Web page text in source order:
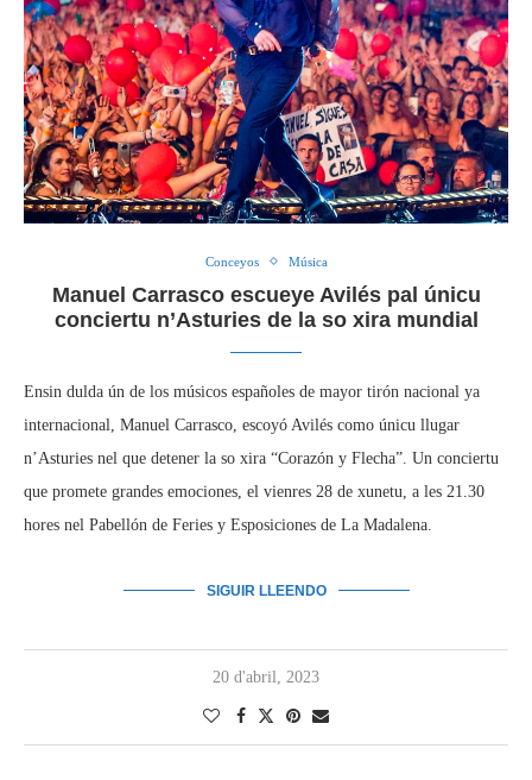
Conceyos Música
Manuel Carrasco escueye Avilés pal únicu
conciertu n’Asturies de la so xira mundial
Ensin dulda ún de los músicos españoles de mayor tirón nacional ya
internacional, Manuel Carrasco, escoyó Avilés como únicu llugar
n’Asturies nel que detener la so xira “Corazón y Flecha”. Un conciertu
que promete grandes emociones, el vienres 28 de xunetu, a les 21.30
hores nel Pabellón de Feries y Esposiciones de La Madalena.
SIGUIR LLEENDO
20 d'abril, 2023